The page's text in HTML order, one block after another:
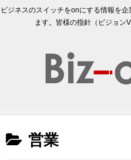
ビジネスのスイッチをonにする情報を
ます。皆様の指針（ビジョ
営業